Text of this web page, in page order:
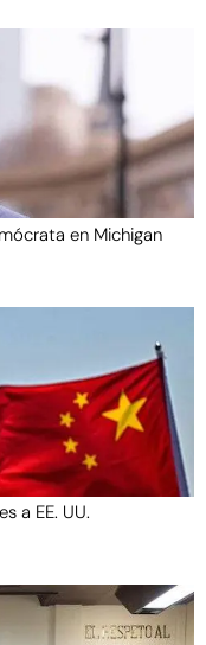
en Michigan
a EE. UU.